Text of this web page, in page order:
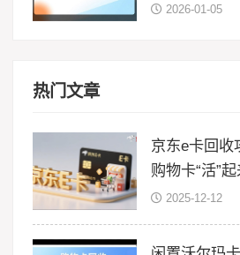
2026-01-05
热门文章
京东e卡回收
购物卡“活”起
2025-12-12